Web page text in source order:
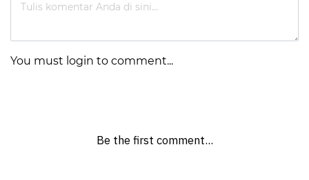
You must login to comment...
Be the first comment...